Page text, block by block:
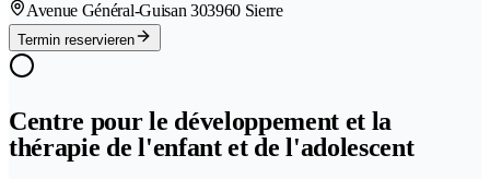
Avenue Général-Guisan 303960 Sierre
Termin reservieren
Centre pour le développement et la
thérapie de l'enfant et de l'adolescent